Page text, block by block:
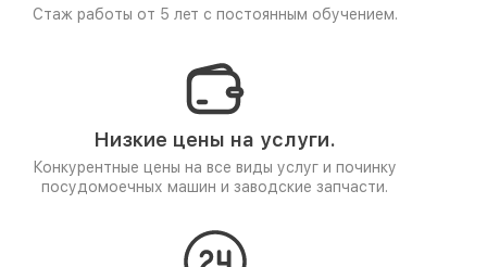
Стаж работы от 5 лет с постоянным обучением.
Низкие цены на услуги.
Конкурентные цены на все виды услуг и починку
посудомоечных машин и заводские запчасти.